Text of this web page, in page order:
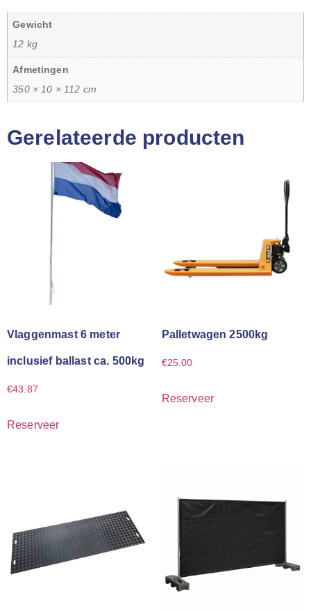
Gewicht
12 kg
Afmetingen
350 × 10 × 112 cm
Gerelateerde producten
Vlaggenmast 6 meter
inclusief ballast ca. 500kg
€43.87
Reserveer
Palletwagen 2500kg
€25.00
Reserveer